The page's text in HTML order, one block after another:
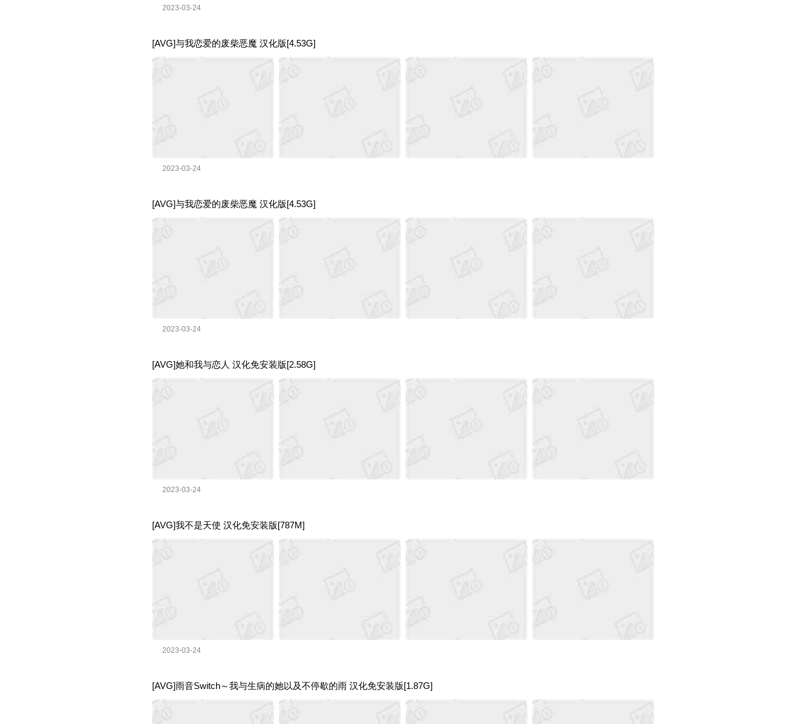
2023-03-24
[AVG]与我恋爱的废柴恶魔 汉化版[4.53G]
2023-03-24
[AVG]与我恋爱的废柴恶魔 汉化版[4.53G]
2023-03-24
[AVG]她和我与恋人 汉化免安装版[2.58G]
2023-03-24
[AVG]我不是天使 汉化免安装版[787M]
2023-03-24
[AVG]雨音Switch～我与生病的她以及不停歇的雨 汉化免安装版[1.87G]